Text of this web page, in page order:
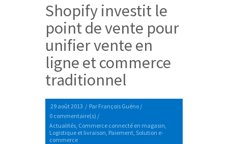
Shopify investit le
point de vente pour
unifier vente en
ligne et commerce
traditionnel
29 août 2013 / Par François Guéno /
0 commentaire(s) /
Actualités, Commerce connecté en magasin,
Logistique et livraison, Paiement, Solution e-
commerce